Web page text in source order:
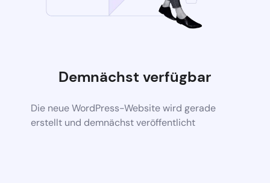
Demnächst verfügbar
Die neue WordPress-Website wird gerade
erstellt und demnächst veröffentlicht